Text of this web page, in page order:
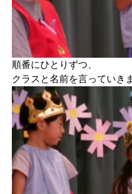
順番にひとりずつ、
クラスと名前を言っていき